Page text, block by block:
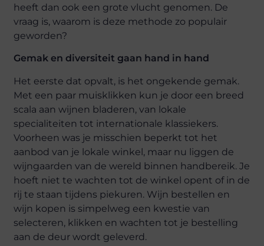
heeft dan ook een grote vlucht genomen. De
vraag is, waarom is deze methode zo populair
geworden?
Gemak en diversiteit gaan hand in hand
Het eerste dat opvalt, is het ongekende gemak.
Met een paar muisklikken kun je door een breed
scala aan wijnen bladeren, van lokale
specialiteiten tot internationale klassiekers.
Voorheen was je misschien beperkt tot het
aanbod van je lokale winkel, maar nu liggen de
wijngaarden van de wereld binnen handbereik. Je
hoeft niet te wachten tot de winkel opent of in de
rij te staan tijdens piekuren. Wijn bestellen en
wijn kopen is simpelweg een kwestie van
selecteren, klikken en wachten tot je bestelling
aan de deur wordt geleverd.